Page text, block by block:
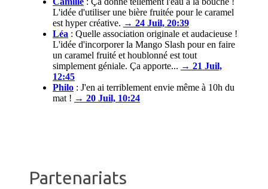
L'idée d'utiliser une bière fruitée pour le caramel
est hyper créative. → 24 Juil, 20:39
Léa : Quelle association originale et audacieuse !
L'idée d'incorporer la Mango Slash pour en faire
un caramel fruité et houblonné est tout
simplement géniale. Ça apporte... → 21 Juil,
12:45
Philo : J'en ai terriblement envie même à 10h du
mat ! → 20 Juil, 10:24
Partenariats